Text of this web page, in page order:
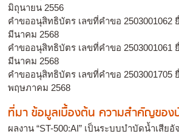
มิถุนายน 2556
คำขออนุสิทธิบัตร เลขที่คำขอ 2503001062
มีนาคม 2568
คำขออนุสิทธิบัตร เลขที่คำขอ 2503001061
มีนาคม 2568
คำขออนุสิทธิบัตร เลขที่คำขอ 2503001705
พฤษภาคม 2568
ที่มา ข้อมูลเบื้องต้น ความสำคัญขอ
ผลงาน “ST-500:AI” เป็นระบบบำบัดน้ำเสีย